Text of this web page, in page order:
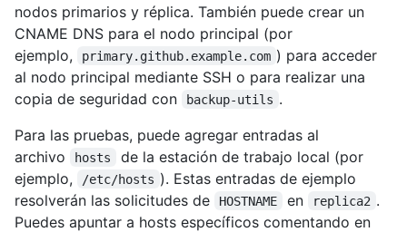
nodos primarios y réplica. También puede crear un
CNAME DNS para el nodo principal (por
ejemplo,
primary.github.example.com ) para acceder
al nodo principal mediante SSH o para realizar una
copia de seguridad con
backup-utils .
Para las pruebas, puede agregar entradas al
archivo
hosts
de la estación de trabajo local (por
ejemplo,
/etc/hosts ). Estas entradas de ejemplo
resolverán las solicitudes de
HOSTNAME en replica2 .
Puedes apuntar a hosts específicos comentando en